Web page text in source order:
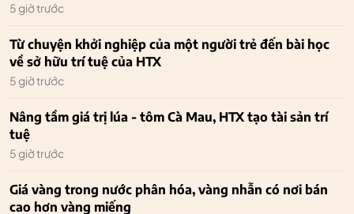
5 giờ trước
Từ chuyện khởi nghiệp của một người trẻ đến bài học
về sở hữu trí tuệ của HTX
5 giờ trước
Nâng tầm giá trị lúa - tôm Cà Mau, HTX tạo tài sản trí
tuệ
5 giờ trước
Giá vàng trong nước phân hóa, vàng nhẫn có nơi bán
cao hơn vàng miếng